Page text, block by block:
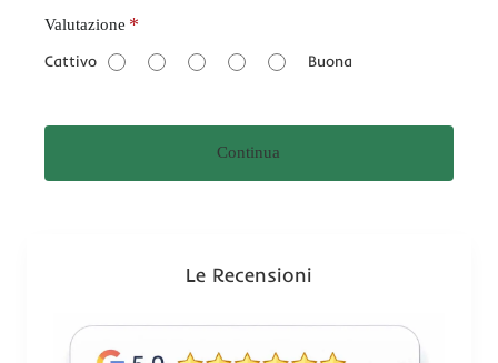
V
l
t
z
Valutazione
Cattivo Buona
Continua
Le Recensioni